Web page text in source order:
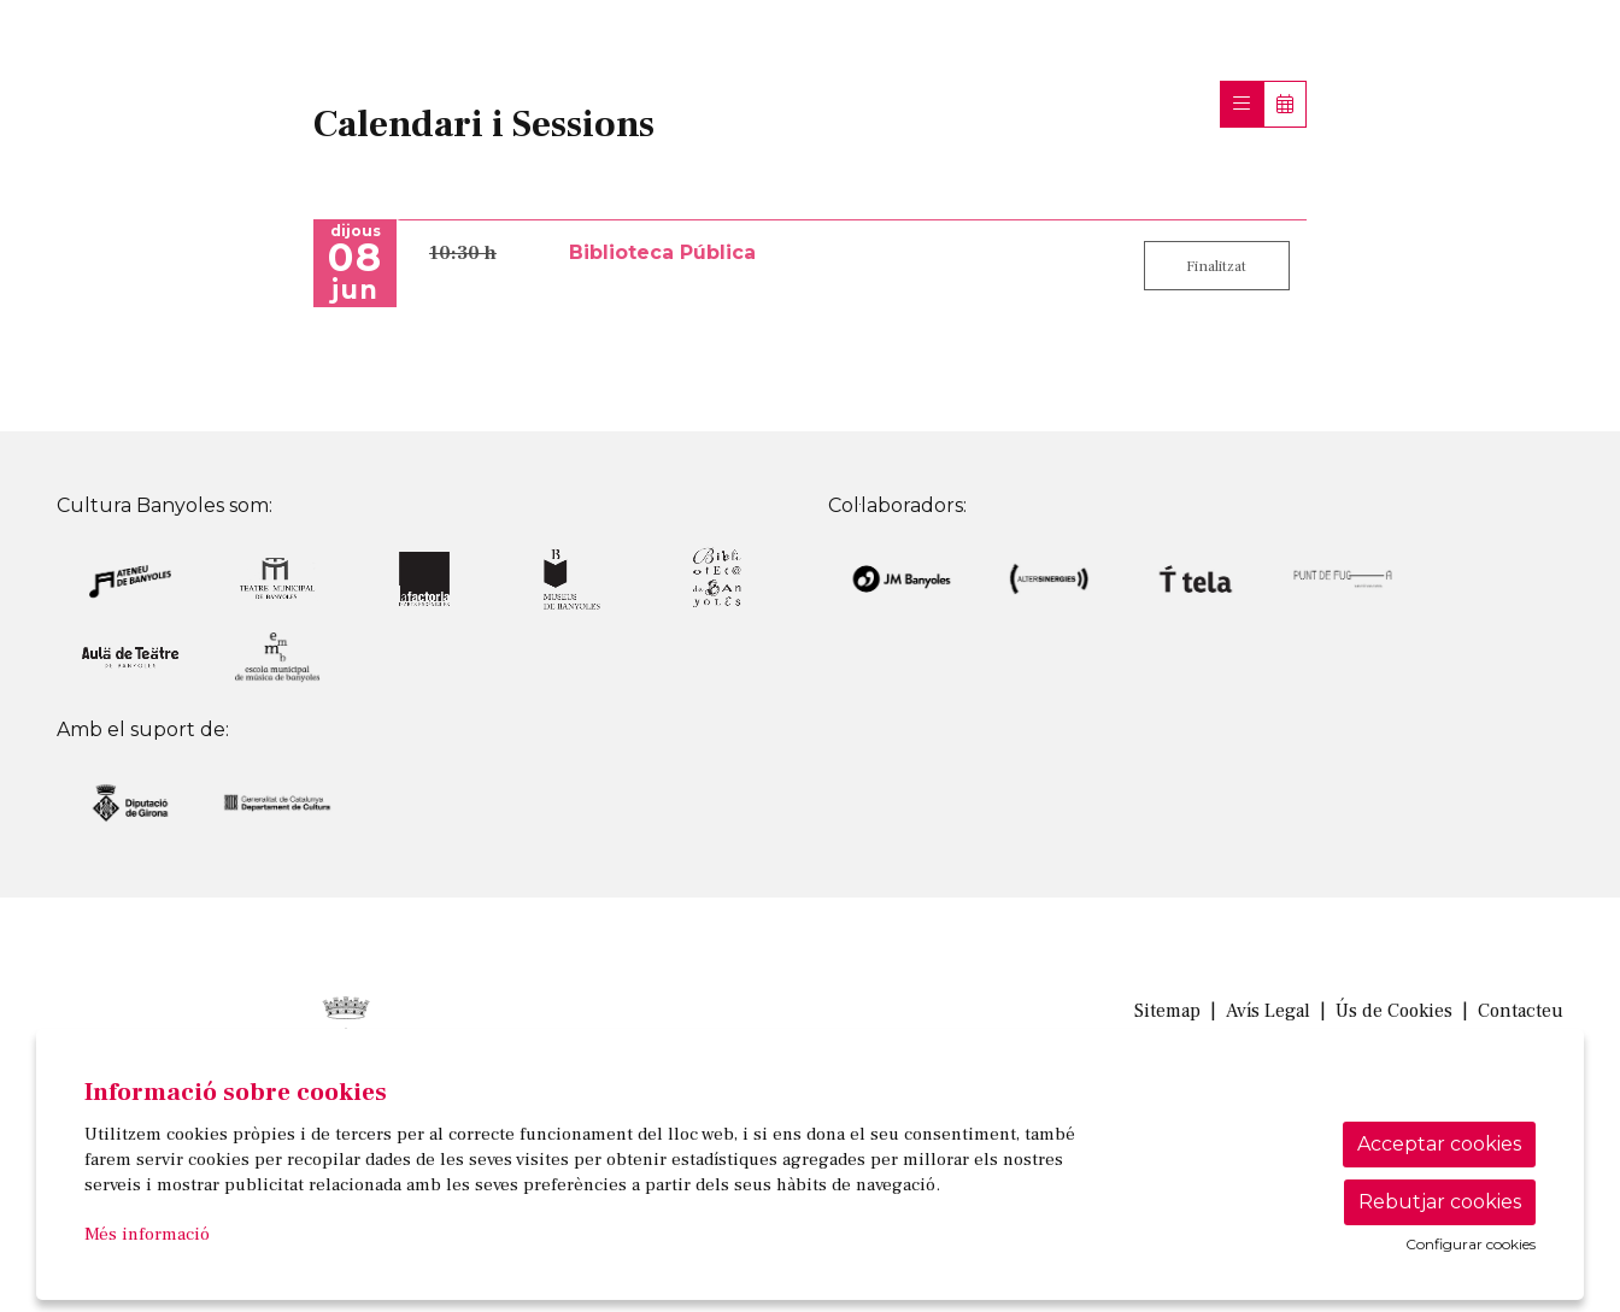
Calendari i Sessions
dijous
08
jun
10:30 h Biblioteca Pública
Finalitzat
Cultura Banyoles som:
Amb el suport de:
Col·laboradors:
Passeig de la Indústria, 25, 3a planta | 17820 Banyoles
972 58 18 48 | 972 57 00 50
Sitemap Avís Legal Ús de Cookies Contacteu
Informació sobre cookies
Utilitzem cookies pròpies i de tercers per al correcte funcionament del lloc web, i si ens dona el seu consentiment, també
farem servir cookies per recopilar dades de les seves visites per obtenir estadístiques agregades per millorar els nostres
serveis i mostrar publicitat relacionada amb les seves preferències a partir dels seus hàbits de navegació.
Més informació
Acceptar cookies
Rebutjar cookies
Configurar cookies